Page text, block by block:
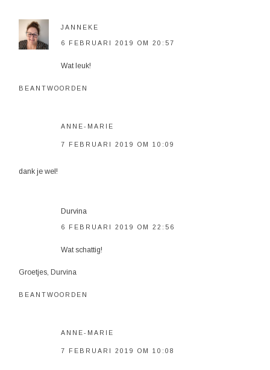
JANNEKE
6 FEBRUARI 2019 OM 20:57
Wat leuk!
BEANTWOORDEN
ANNE-MARIE
7 FEBRUARI 2019 OM 10:09
dank je wel!
Durvina
6 FEBRUARI 2019 OM 22:56
Wat schattig!
Groetjes, Durvina
BEANTWOORDEN
ANNE-MARIE
7 FEBRUARI 2019 OM 10:08